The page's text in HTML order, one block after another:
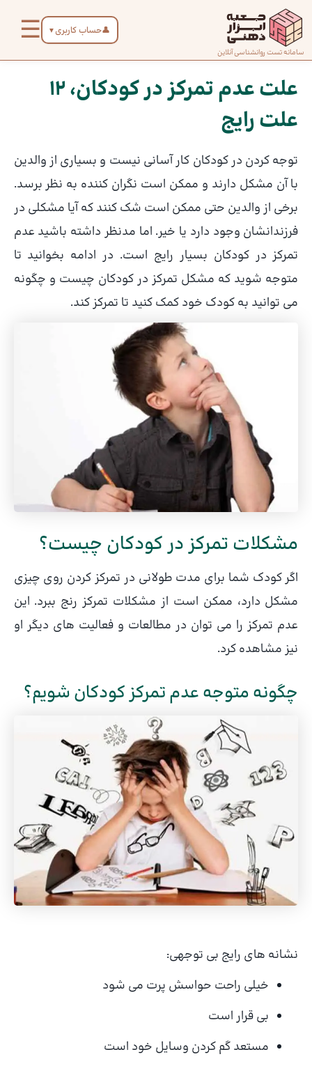
محتوا
سامانه تست روانشناسی آنلاین
👤حساب کاربری ▼
☰
صفحه
اصلی
درباره
تماس
با ما
دسته‌بندی
تست‌ها
علت عدم تمرکز در کودکان، 12
علت رایج
توجه کردن در کودکان کار آسانی نیست و بسیاری از والدین
با آن مشکل دارند و ممکن است نگران کننده به نظر برسد.
برخی از والدین حتی ممکن است شک کنند که آیا مشکلی در
فرزندانشان وجود دارد یا خیر. اما مدنظر داشته باشید عدم
تمرکز در کودکان بسیار رایج است. در ادامه بخوانید تا
متوجه شوید که مشکل تمرکز در کودکان چیست و چگونه
می توانید به کودک خود کمک کنید تا تمرکز کند.
مشکلات تمرکز در کودکان چیست؟
اگر کودک شما برای مدت طولانی در تمرکز کردن روی چیزی
مشکل دارد، ممکن است از مشکلات تمرکز رنج ببرد. این
عدم تمرکز را می توان در مطالعات و فعالیت های دیگر او
نیز مشاهده کرد.
چگونه متوجه عدم تمرکز کودکان شویم؟
نشانه های رایج بی توجهی:
خیلی راحت حواسش پرت می شود
بی قرار است
مستعد گم کردن وسایل خود است
پیمایش
نوشته